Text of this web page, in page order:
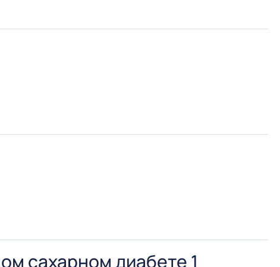
студентов, необходимо широкое внедрение IT
способствует повышению лекторского
сахарном диабете 1